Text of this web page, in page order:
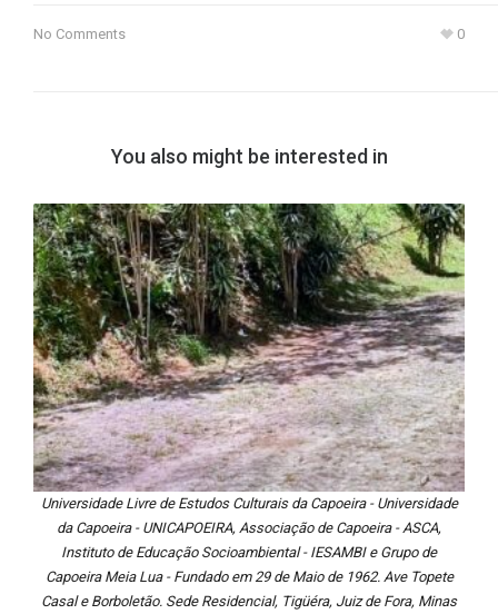
No Comments 0
You also might be interested in
Universidade Livre de Estudos Culturais da Capoeira - Universidade
da Capoeira - UNICAPOEIRA, Associação de Capoeira - ASCA,
Instituto de Educação Socioambiental - IESAMBI e Grupo de
Capoeira Meia Lua - Fundado em 29 de Maio de 1962. Ave Topete
Casal e Borboletão. Sede Residencial, Tigüéra, Juiz de Fora, Minas